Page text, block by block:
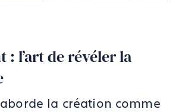
: l’art de révéler la
aborde la création comme